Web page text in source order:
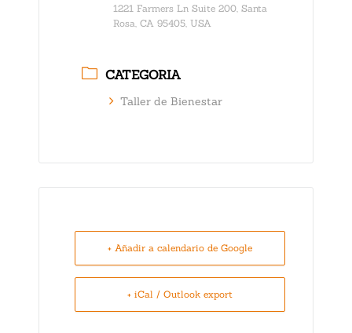
1221 Farmers Ln Suite 200, Santa
Rosa, CA 95405, USA
CATEGORIA
Taller de Bienestar
+ Añadir a calendario de Google
+ iCal / Outlook export